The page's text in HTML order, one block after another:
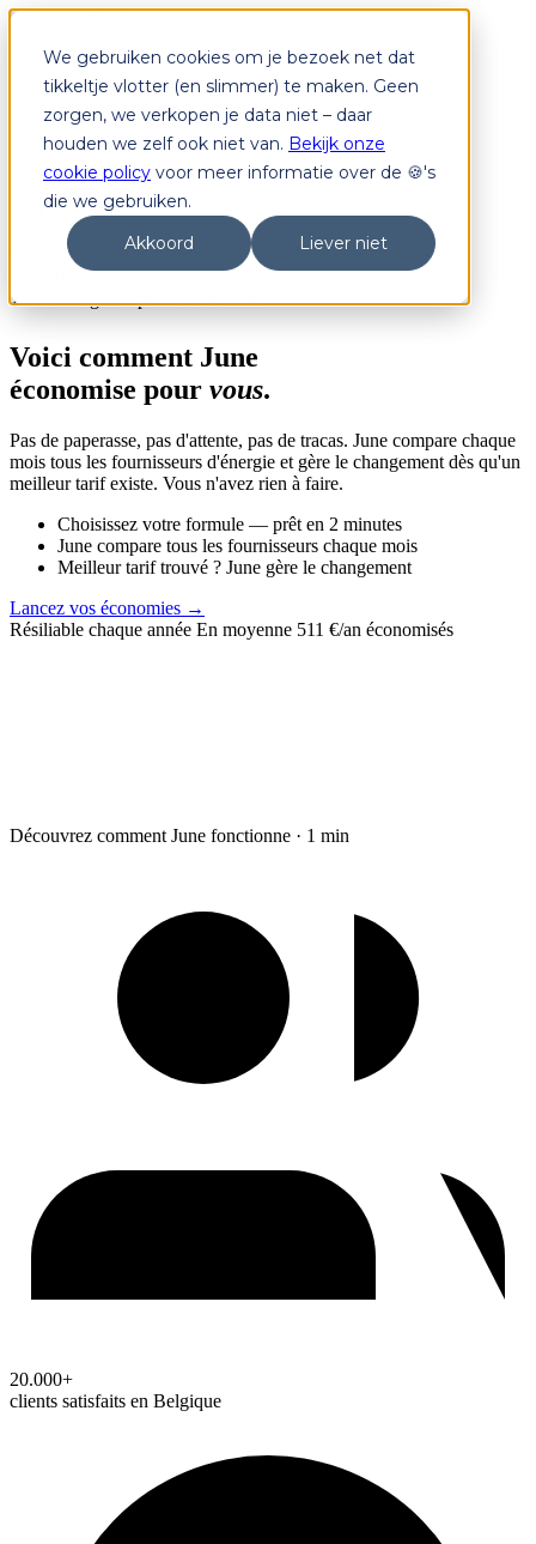
We gebruiken cookies om je bezoek net dat
tikkeltje vlotter (en slimmer) te maken. Geen
zorgen, we verkopen je data niet – daar
houden we zelf ook niet van. Bekijk onze
cookie policy voor meer informatie over de 🍪's
die we gebruiken.
Akkoord
Liever niet
Abonnements
June Switch
June Switch Plus
June Premium
June Dongle
Comment ça marche ?
Login
FR
Démarrez
⚡ 100% digital · prêt en 2 minutes
Voici comment June
économise pour vous.
Pas de paperasse, pas d'attente, pas de tracas. June compare chaque
mois tous les fournisseurs d'énergie et gère le changement dès qu'un
meilleur tarif existe. Vous n'avez rien à faire.
Choisissez votre formule — prêt en 2 minutes
June compare tous les fournisseurs chaque mois
Meilleur tarif trouvé ? June gère le changement
Lancez vos économies →
Résiliable chaque année En moyenne 511 €/an économisés
Découvrez comment June fonctionne · 1 min
20.000+
clients satisfaits en Belgique